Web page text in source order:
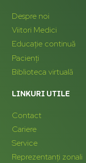
Despre noi
Viitori Medici
Educație continuă
Pacienți
Biblioteca virtuală
LINKURI UTILE
Contact
Cariere
Service
Reprezentanți zonali